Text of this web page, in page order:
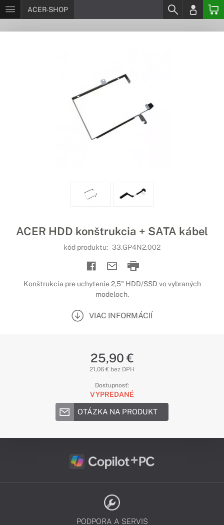
ACER-SHOP
ACER HDD konštrukcia + SATA kábel
kód produktu: 33.GP4N2.002
Konštrukcia pre uchytenie 2,5" HDD/SSD vo vybraných
modeloch.
VIAC INFORMÁCIÍ
25,90 €
21,06 € bez DPH
Dostupnosť:
VYPREDANÉ
OTÁZKA NA PRODUKT
PODPORA A SERVIS